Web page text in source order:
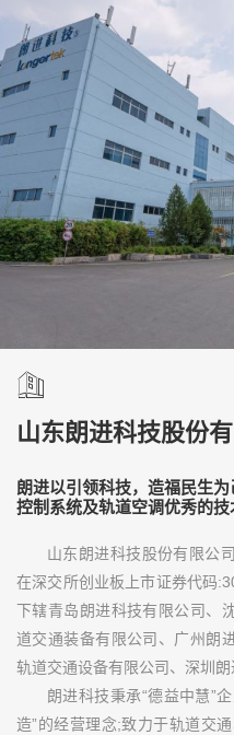
山东朗进科技股份
朗进以引领科技，造福民生
控制系统及轨道空调优秀的技
山东朗进科技股份有限公
在深交所创业板上市证券代码
下辖青岛朗进科技有限公司、
道交通装备有限公司、广州朗
轨道交通设备有限公司、深圳朗
朗进科技秉承“德益中慧”
造”的经营理念;致力于轨道交